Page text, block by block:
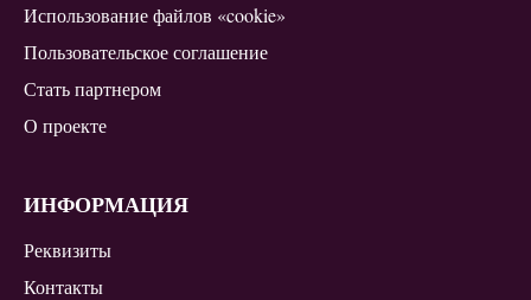
Использование файлов «cookie»
Пользовательское соглашение
Стать партнером
О проекте
ИНФОРМАЦИЯ
Реквизиты
Контакты